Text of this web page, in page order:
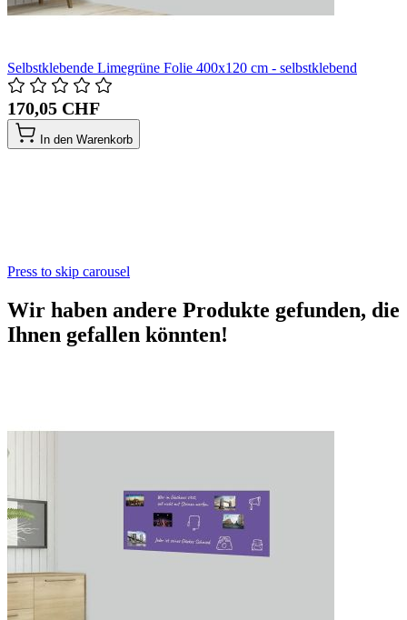
Selbstklebende Limegrüne Folie 400x120 cm - selbstklebend
170,05 CHF
In den Warenkorb
Press to skip carousel
Wir haben andere Produkte gefunden, die
Ihnen gefallen könnten!